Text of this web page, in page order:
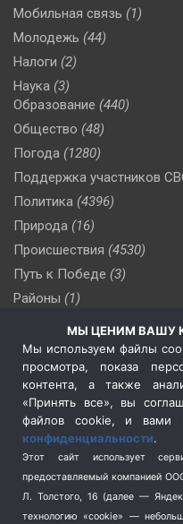
Мобильная связь (1)
Молодежь (44)
Налоги (2)
Наука (3)
Образование (440)
Общество (48)
Погода (1280)
Поддержка участников
Политика (4396)
Природа (16)
Происшествия (4530)
Путь к Победе (3)
Районы (1)
(510)
Сельское хозяйство (3)
Социальная политика
(3)
Спецоперация в Украине
Спецоперация на Украине
Спорт (740)
Терроризм (1)
Транспорт (262)
МЫ ЦЕНИМ ВАШУ
Мы используем файлы
просмотра, показа
контента, а также
«Принять все», вы
файлов cookie, и вами
конфиденциальности.
Этот сайт использует
предоставляемый компанией
Л. Толстого, 16 (далее —
технологию «cookie» —